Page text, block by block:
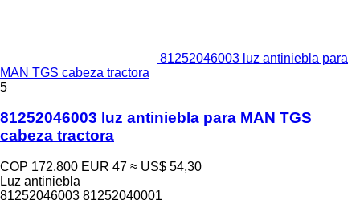
81252046003 luz antiniebla para
MAN TGS cabeza tractora
5
81252046003 luz antiniebla para MAN TGS
cabeza tractora
COP 172.800 EUR 47 ≈ US$ 54,30
Luz antiniebla
81252046003 81252040001